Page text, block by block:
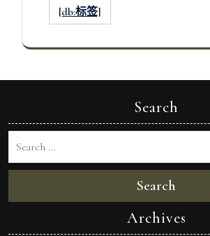
[db:标签]
Search
Search
Archives